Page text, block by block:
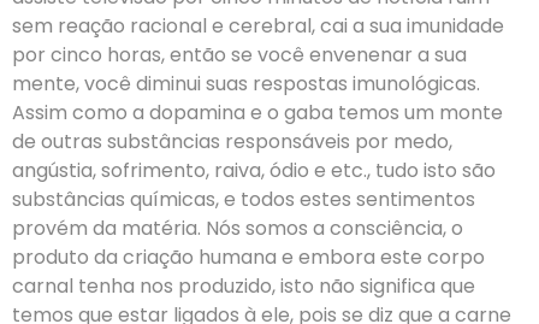
sem reação racional e cerebral, cai a sua imunidade
por cinco horas, então se você envenenar a sua
mente, você diminui suas respostas imunológicas.
Assim como a dopamina e o gaba temos um monte
de outras substâncias responsáveis por medo,
angústia, sofrimento, raiva, ódio e etc., tudo isto são
substâncias químicas, e todos estes sentimentos
provém da matéria. Nós somos a consciência, o
produto da criação humana e embora este corpo
carnal tenha nos produzido, isto não significa que
temos que estar ligados à ele, pois se diz que a carne